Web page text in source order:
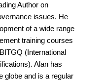
Author on
issues. He
of a wide range
training courses
(International
Alan has
globe and is a regular